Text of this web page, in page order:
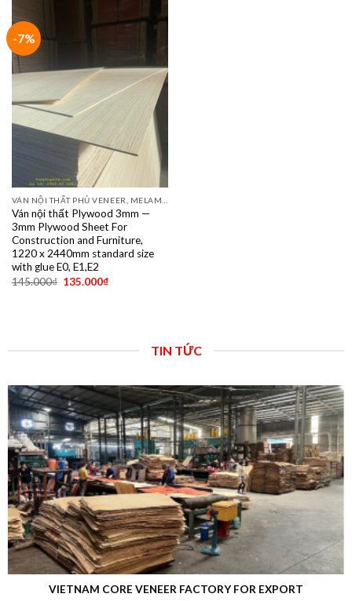
-7%
VÁN NỘI THẤT PHỦ VENEER, MELAMINE, LAMINATE, PLYWOOD BINTANGOR, PITAGO, OKUME, BIRCH, POPLAR, SỒI, ÓC CHÓ, THÔNG, XOAN ĐÀO....
Ván nội thất Plywood 3mm —
3mm Plywood Sheet For
Construction and Furniture,
1220 x 2440mm standard size
with glue E0, E1,E2
145.000₫ 135.000₫
TIN TỨC
LAMINATED VENEER LUMBER (LVL)